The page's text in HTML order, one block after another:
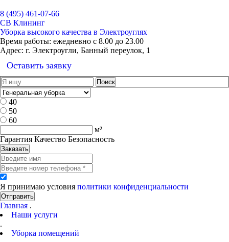
8 (495) 461-07-66
СВ Клининг
Уборка высокого качества в Электроуглях
Время работы: ежедневно с 8.00 до 23.00
Адрес: г. Электроугли, Банный переулок, 1
Оставить заявку
40
50
60
м²
Гарантия Качество Безопасность
Заказать
Я принимаю условия политики конфиденциальности
Отправить
Главная .
Наши услуги
.
Уборка помещений